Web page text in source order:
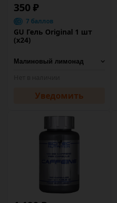
350 ₽
7 баллов
GU Гель Original 1 шт
(х24)
Уведомить